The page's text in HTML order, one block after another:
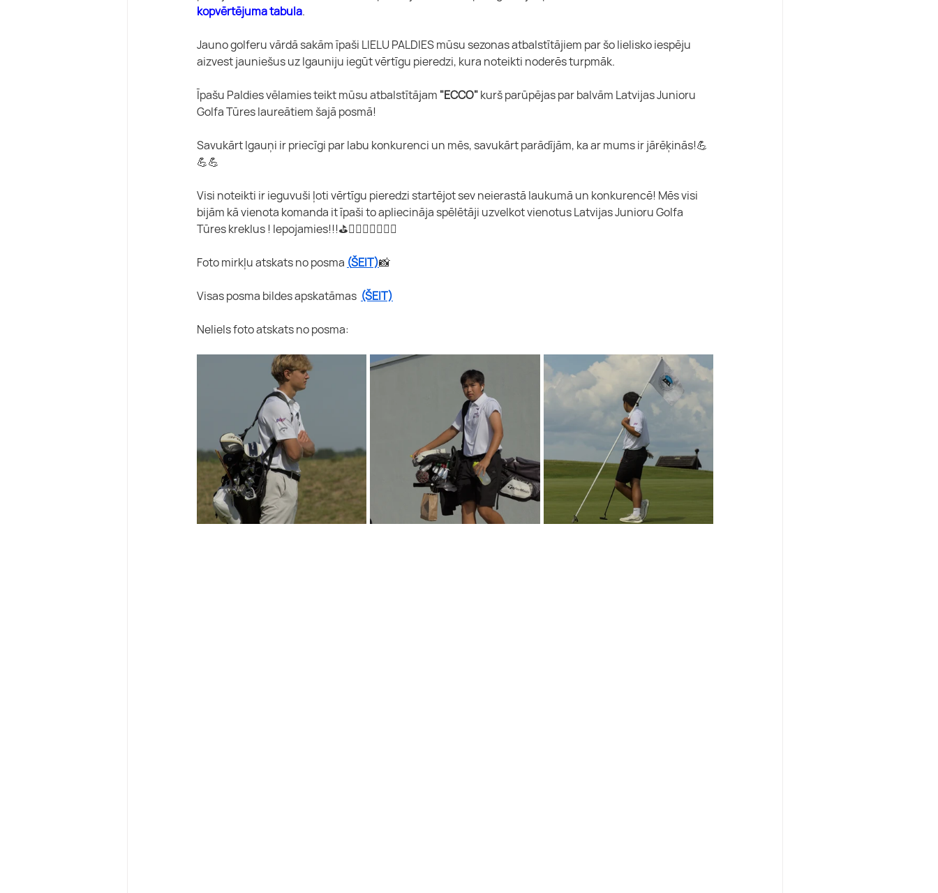
kopvērtējuma tabula.
Jauno golferu vārdā sakām īpaši LIELU PALDIES mūsu sezonas atbalstītājiem par šo lielisko iespēju
aizvest jauniešus uz Igauniju iegūt vērtīgu pieredzi, kura noteikti noderēs turpmāk.
Īpašu Paldies vēlamies teikt mūsu atbalstītājam "ECCO" kurš parūpējas par balvām Latvijas Junioru
Golfa Tūres laureātiem šajā posmā!
Savukārt Igauņi ir priecīgi par labu konkurenci un mēs, savukārt parādījām, ka ar mums ir jārēķinās!💪
💪💪
Visi noteikti ir ieguvuši ļoti vērtīgu pieredzi startējot sev neierastā laukumā un konkurencē! Mēs visi
bijām kā vienota komanda it īpaši to apliecināja spēlētāji uzvelkot vienotus Latvijas Junioru Golfa
Tūres kreklus ! lepojamies!!!⛳️🏌️‍♀️🏌🏼‍♂️🇱🇻
Foto mirkļu atskats no posma (ŠEIT)📸
Visas posma bildes apskatāmas (ŠEIT)
Neliels foto atskats no posma: